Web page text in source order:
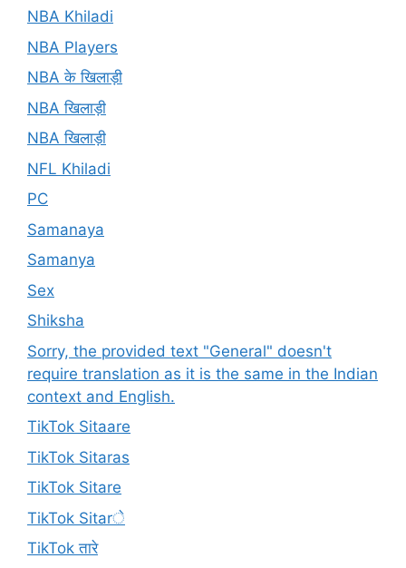
NBA Khiladi
NBA Players
NBA के खिलाड़ी
NBA खिलाड़ी
NBA खिलाड़ी
NFL Khiladi
PC
Samanaya
Samanya
Sex
Shiksha
Sorry, the provided text "General" doesn't
require translation as it is the same in the Indian
context and English.
TikTok Sitaare
TikTok Sitaras
TikTok Sitare
TikTok Sitarे
TikTok तारे